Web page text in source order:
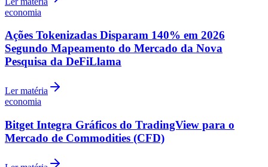
Flamengo
Ações Tokenizadas Disparam 140% em 2026
Pesquisa da DeFiLlama
Ler matéria
Bitget Integra Gráficos do TradingView para o
Ler matéria